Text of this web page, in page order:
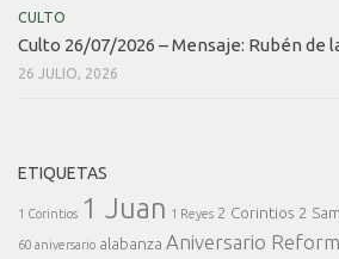
CULTO
Culto 26/07/2026 – Mensaje: Rubén de
26 JULIO, 2026
ETIQUETAS
1 Corintios 1 Juan 1 Reyes 2 Corintios 2
60 aniversario alabanza Aniversario